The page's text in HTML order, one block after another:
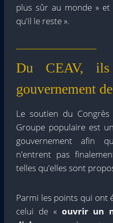
plus sûr au monde »
qu'il le reste ».
Du CEAV, ils
gouvernement
Le soutien du
Groupe populaire est
gouvernement afin
n'entrent pas
telles qu'elles sont
Parmi les points qui ont
celui de « ouvrir un